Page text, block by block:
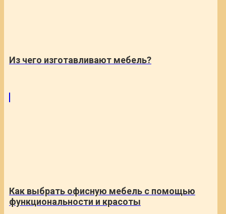
Из чего изготавливают мебель?
Как выбрать офисную мебель с помощью
функциональности и красоты